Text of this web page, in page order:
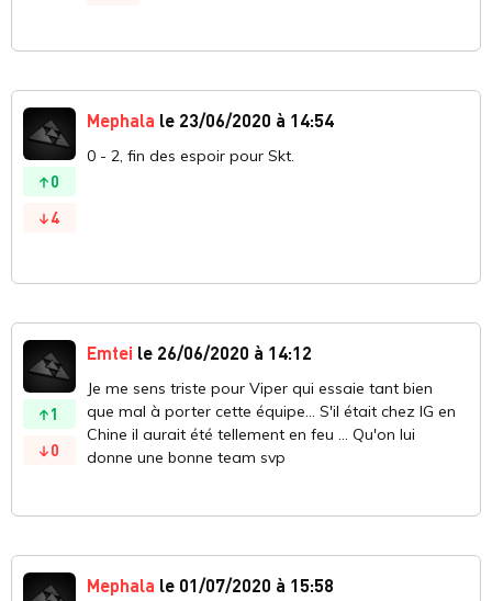
0
4
Mephala le 23/06/2020 à 14:54
0 - 2, fin des espoir pour Skt.
1
0
Emtei le 26/06/2020 à 14:12
Je me sens triste pour Viper qui essaie tant bien
que mal à porter cette équipe... S'il était chez IG en
Chine il aurait été tellement en feu ... Qu'on lui
donne une bonne team svp
Mephala le 01/07/2020 à 15:58